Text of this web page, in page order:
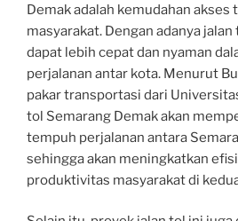
Demak adalah kemudahan akses
masyarakat. Dengan adanya
dapat lebih cepat dan nyaman
perjalanan antar kota. Menurut
pakar transportasi dari
tol Semarang Demak akan
tempuh perjalanan antara
sehingga akan meningkatkan
produktivitas masyarakat di